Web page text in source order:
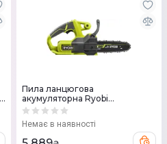
Пила ланцюгова
акумуляторна Ryobi
RY18CS20A-0 18V ONE+ шина
Немає в наявності